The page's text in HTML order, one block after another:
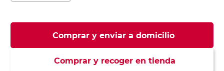
Comprar y enviar a domicilio
Comprar y recoger en tienda